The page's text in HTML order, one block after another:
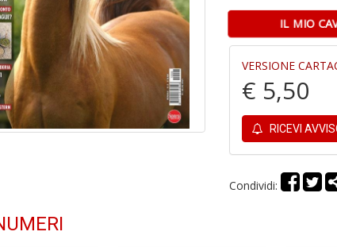
IL MIO
VERSIONE
€ 5,50
RICEVI
Condividi: